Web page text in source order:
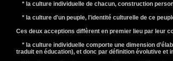
* la culture individuelle de chacun, construction
* la culture d'un peuple, l'identité culturelle de ce
Ces deux acceptions diffèrent en premier lieu par leur
* la culture individuelle comporte une dimension
traduit en éducation), et donc par définition évolutive et